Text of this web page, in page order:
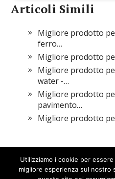
Articoli Simili
Migliore prodotto
ferro…
Migliore prodotto
Migliore prodotto
water -…
Migliore prodotto
pavimento…
Migliore prodotto
Utilizziamo i cookie per
migliore esperienza sul nostro